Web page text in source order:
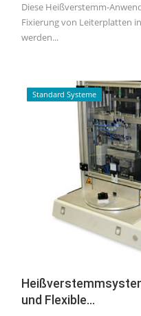
Diese Heißverstemm-
Fixierung von Leiterplatten
werden...
Standard Systeme
und Flexible...